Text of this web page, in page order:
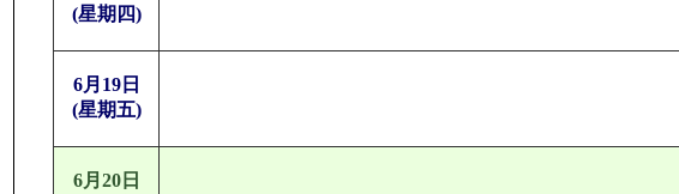
(星期四)
6月19日
(星期五)
6月20日